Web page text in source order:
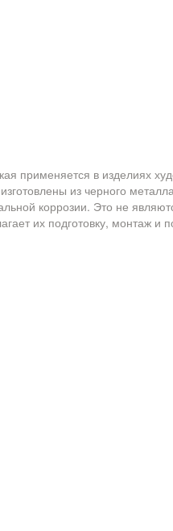
применяется в изделиях
из черного
коррозии. Это не
их подготовку, монтаж и